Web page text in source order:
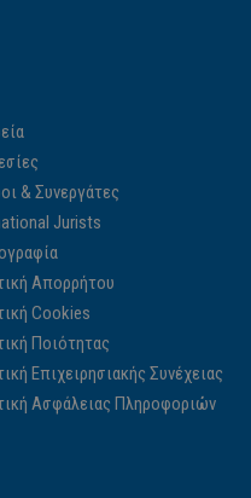
& Συνεργάτες
Jurists
Απορρήτου
Cookies
Ποιότητας
Επιχειρησιακής Συνέχειας
Ασφάλειας Πληροφοριών